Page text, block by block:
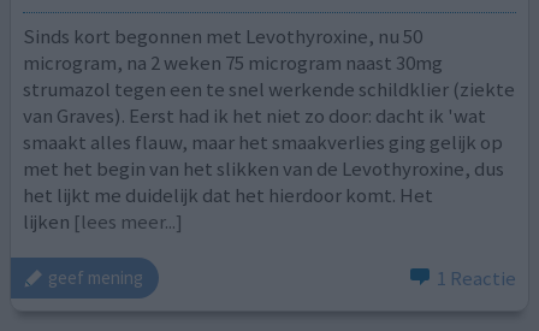
Sinds kort begonnen met Levothyroxine, nu 50
microgram, na 2 weken 75 microgram naast 30mg
strumazol tegen een te snel werkende schildklier (ziekte
van Graves). Eerst had ik het niet zo door: dacht ik 'wat
smaakt alles flauw, maar het smaakverlies ging gelijk op
met het begin van het slikken van de Levothyroxine, dus
het lijkt me duidelijk dat het hierdoor komt. Het
lijken [lees meer...]
geef mening 1 Reactie